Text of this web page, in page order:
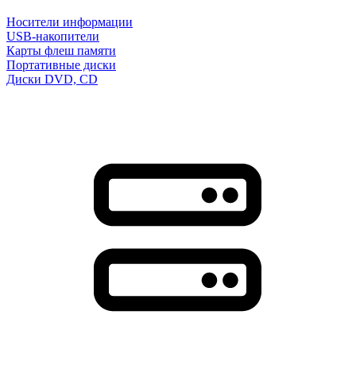
Носители информации
USB-накопители
Карты флеш памяти
Портативные диски
Диски DVD, CD